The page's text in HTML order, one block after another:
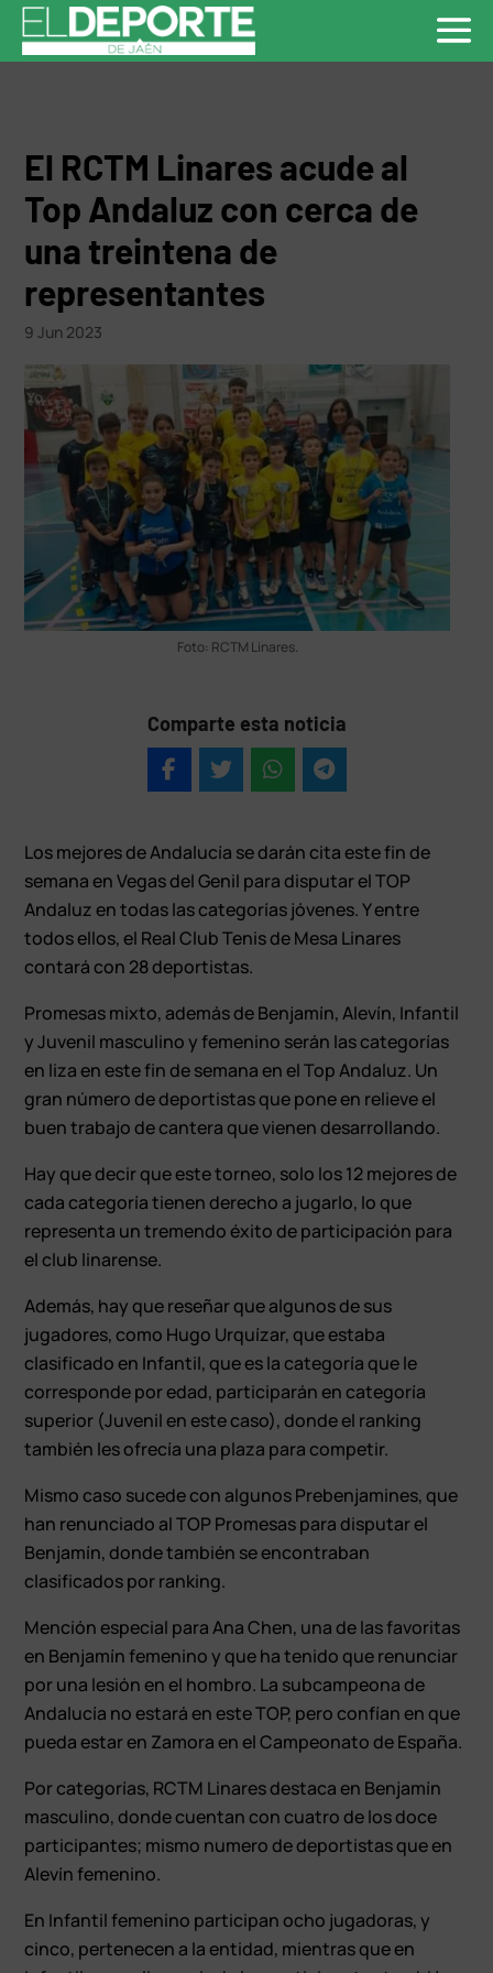
El RCTM Linares acude al
Top Andaluz con cerca de
una treintena de
representantes
9 Jun 2023
Foto: RCTM Linares.
Comparte esta noticia
Los mejores de Andalucía se darán cita este fin de
semana en Vegas del Genil para disputar el TOP
Andaluz en todas las categorías jóvenes. Y entre
todos ellos, el Real Club Tenis de Mesa Linares
contará con 28 deportistas.
Promesas mixto, además de Benjamín, Alevín, Infantil
y Juvenil masculino y femenino serán las categorías
en liza en este fin de semana en el Top Andaluz. Un
gran número de deportistas que pone en relieve el
buen trabajo de cantera que vienen desarrollando.
Hay que decir que este torneo, solo los 12 mejores de
cada categoría tienen derecho a jugarlo, lo que
representa un tremendo éxito de participación para
el club linarense.
Además, hay que reseñar que algunos de sus
jugadores, como Hugo Urquízar, que estaba
clasificado en Infantil, que es la categoría que le
corresponde por edad, participarán en categoría
superior (Juvenil en este caso), donde el ranking
también les ofrecía una plaza para competir.
Mismo caso sucede con algunos Prebenjamines, que
han renunciado al TOP Promesas para disputar el
Benjamín, donde también se encontraban
clasificados por ranking.
Mención especial para Ana Chen, una de las favoritas
en Benjamín femenino y que ha tenido que renunciar
por una lesión en el hombro. La subcampeona de
Andalucía no estará en este TOP, pero confían en que
pueda estar en Zamora en el Campeonato de España.
Por categorías, RCTM Linares destaca en Benjamín
masculino, donde cuentan con cuatro de los doce
participantes; mismo numero de deportistas que en
Alevín femenino.
En Infantil femenino participan ocho jugadoras, y
cinco, pertenecen a la entidad, mientras que en